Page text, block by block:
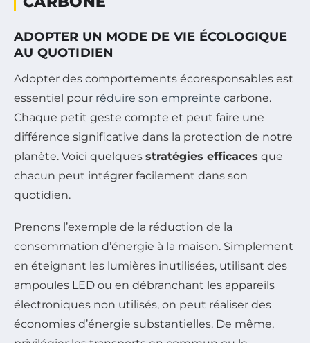
ADOPTER UN MODE DE VIE ÉCOLOGIQUE
AU QUOTIDIEN
Adopter des comportements écoresponsables est
essentiel pour réduire son empreinte carbone.
Chaque petit geste compte et peut faire une
différence significative dans la protection de notre
planète. Voici quelques stratégies efficaces que
chacun peut intégrer facilement dans son
quotidien.
Prenons l’exemple de la réduction de la
consommation d’énergie à la maison. Simplement
en éteignant les lumières inutilisées, utilisant des
ampoules LED ou en débranchant les appareils
électroniques non utilisés, on peut réaliser des
économies d’énergie substantielles. De même,